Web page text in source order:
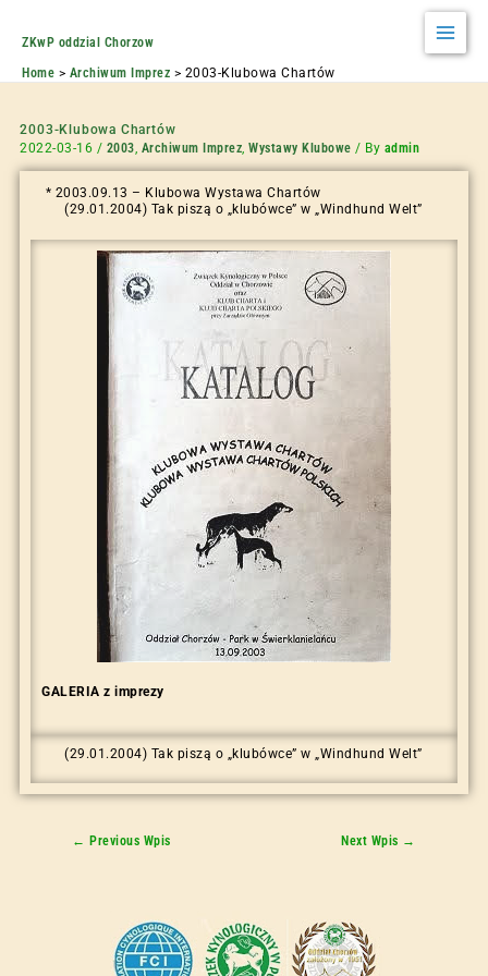
ZKwP oddzial Chorzow
Home
Archiwum Imprez 2003-Klubowa Chartów
2003-Klubowa Chartów
2022-03-16 / 2003, Archiwum Imprez,Wystawy Klubowe / By admin
* 2003.09.13 – Klubowa Wystawa Chartów
(29.01.2004) Tak piszą o „klubówce” w „Windhund Welt”
GALERIA z imprezy
(29.01.2004) Tak piszą o „klubówce” w „Windhund Welt”
← Previous Wpis Next Wpis →